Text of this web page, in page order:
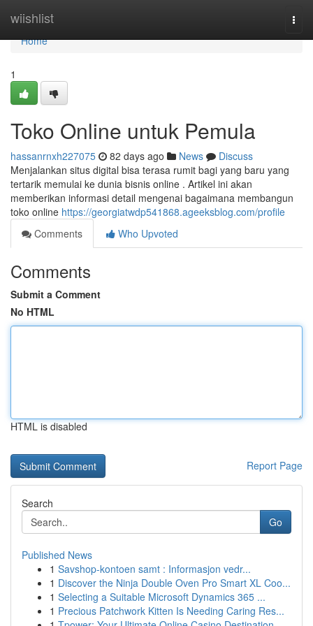
wiishlist
Home
Home
1
Toko Online untuk Pemula
hassanrnxh227075 82 days ago News
Discuss
Menjalankan situs digital bisa terasa rumit bagi yang baru yang
tertarik memulai ke dunia bisnis online . Artikel ini akan
memberikan informasi detail mengenai bagaimana membangun
toko online https://georgiatwdp541868.ageeksblog.com/profile
Comments
Who Upvoted
Comments
Submit a Comment
No HTML
HTML is disabled
Report Page
Search
Go
Published News
1 Savshop-kontoen samt : Informasjon vedr...
1 Discover the Ninja Double Oven Pro Smart XL Coo...
1 Selecting a Suitable Microsoft Dynamics 365 ...
1 Precious Patchwork Kitten Is Needing Caring Res...